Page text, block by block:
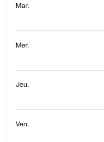
Mar.
Mer.
Jeu.
Ven.